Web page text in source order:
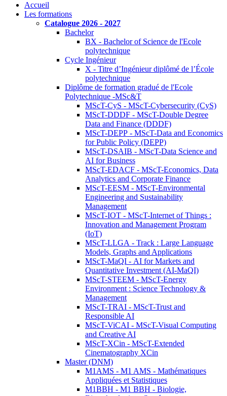
Accueil
Les formations
Catalogue 2026 - 2027
Bachelor
BX - Bachelor of Science de l'Ecole
polytechnique
Cycle Ingénieur
X - Titre d’Ingénieur diplômé de l’École
polytechnique
Diplôme de formation gradué de l'Ecole
Polytechnique -MSc&T
MScT-CyS - MScT-Cybersecurity (CyS)
MScT-DDDF - MScT-Double Degree
Data and Finance (DDDF)
MScT-DEPP - MScT-Data and Economics
for Public Policy (DEPP)
MScT-DSAIB - MScT-Data Science and
AI for Business
MScT-EDACF - MScT-Economics, Data
Analytics and Corporate Finance
MScT-EESM - MScT-Environmental
Engineering and Sustainability
Management
MScT-IOT - MScT-Internet of Things :
Innovation and Management Program
(IoT)
MScT-LLGA - Track : Large Language
Models, Graphs and Applications
MScT-MaQI - AI for Markets and
Quantitative Investment (AI-MaQI)
MScT-STEEM - MScT-Energy
Environment : Science Technology &
Management
MScT-TRAI - MScT-Trust and
Responsible AI
MScT-ViCAI - MScT-Visual Computing
and Creative AI
MScT-XCin - MScT-Extended
Cinematography XCin
Master (DNM)
M1AMS - M1 AMS - Mathématiques
Appliquées et Statistiques
M1BBH - M1 BBH - Biologie,